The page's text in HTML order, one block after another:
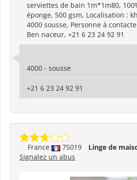
serviettes de bain 1m*1m80,
éponge, 500 gsm, Localisation :
4000 sousse, Personne à
Ben naceur, +21 6 23 24 92 91
4000 - sousse
+21 6 23 24 92 91
France 75019
Linge de
Signalez un abus